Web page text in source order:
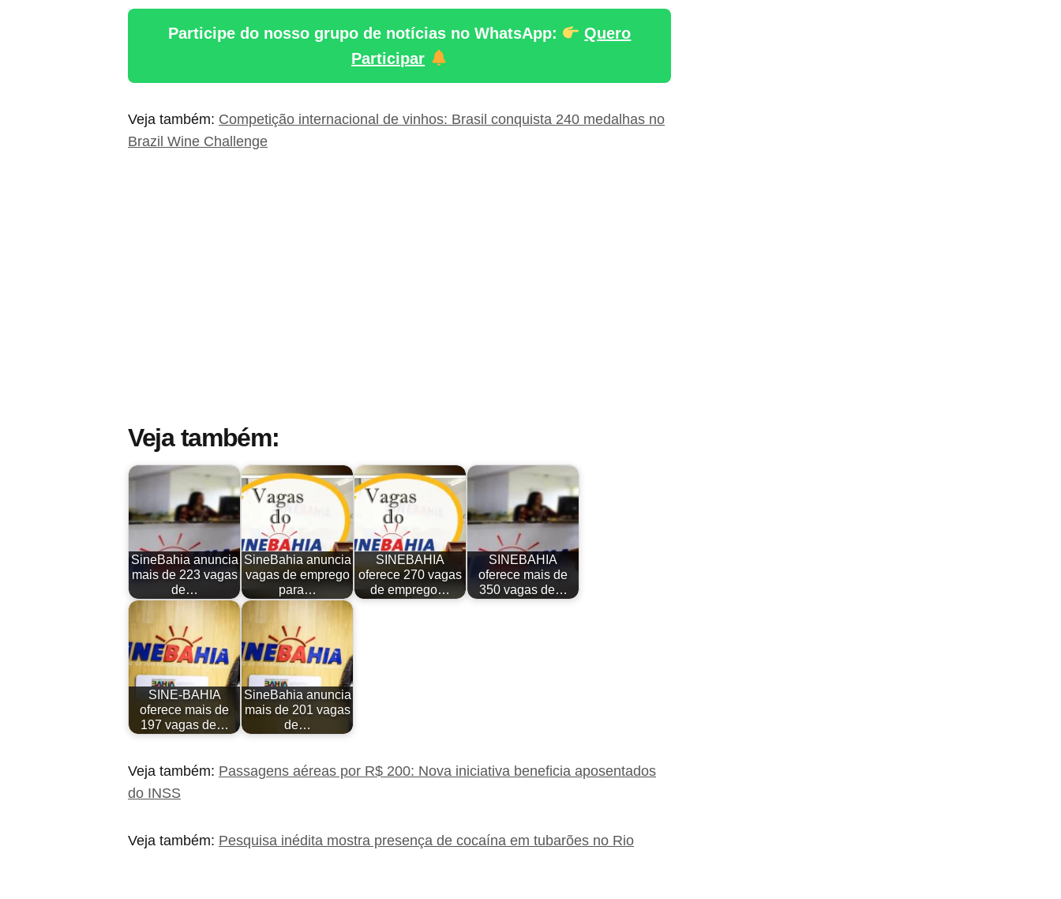
Participe do nosso grupo de notícias no WhatsApp:
Quero
Participar
Veja também: Competição internacional de vinhos: Brasil conquista 240 medalhas no
Brazil Wine Challenge
Veja também:
SineBahia anuncia
mais de 223 vagas
de…
SineBahia anuncia
vagas de emprego
para…
SINEBAHIA
oferece 270 vagas
de emprego…
SINEBAHIA
oferece mais de
350 vagas de…
SINE-BAHIA
oferece mais de
197 vagas de…
SineBahia anuncia
mais de 201 vagas
de…
Veja também: Passagens aéreas por R$ 200: Nova iniciativa beneficia aposentados
do INSS
Veja também: Pesquisa inédita mostra presença de cocaína em tubarões no Rio